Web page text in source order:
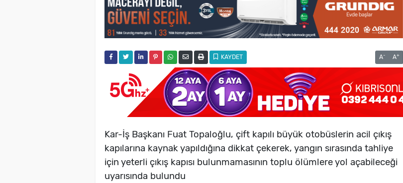
KAYDET A- A+
Kar-İş Başkanı Fuat Topaloğlu, çift kapılı büyük otobüslerin acil çıkış
kapılarına kaynak yapıldığına dikkat çekerek, yangın sırasında tahliye
için yeterli çıkış kapısı bulunmamasının toplu ölümlere yol açabileceği
uyarısında bulundu